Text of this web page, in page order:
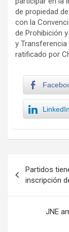
de propiedad
con la
de Prohibición
y Transferencia
ratificado por
LinkedIn
de
entradas
Partidos
inscripción
JNE